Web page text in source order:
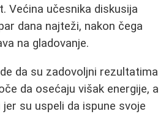
Većina učesnika diskusija
dana najteži, nakon čega
na gladovanje.
da su zadovoljni rezultatima
da osećaju višak energije, a
su uspeli da ispune svoje